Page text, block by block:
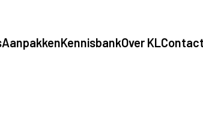
AanpakkenKennisbankOver KL